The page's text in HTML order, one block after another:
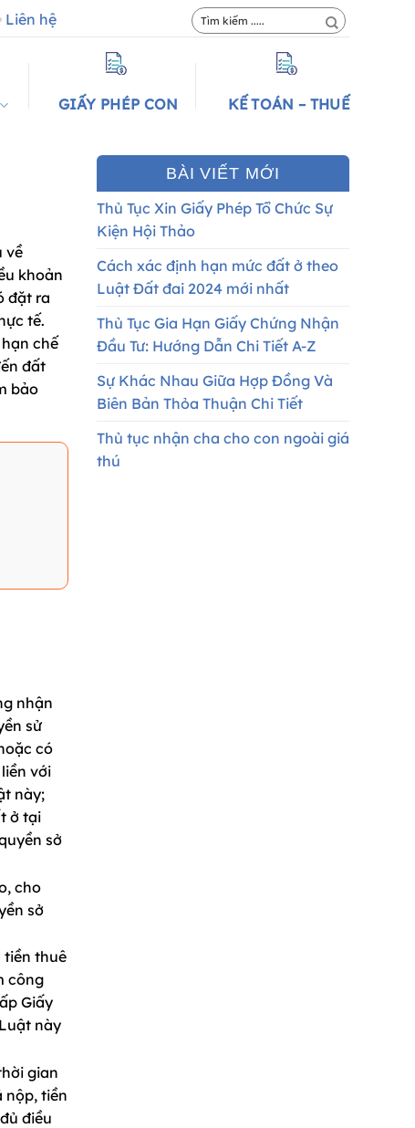
Liên hệ
GIẤY PHÉP CON KẾ TOÁN – THUẾ
về
khoản
đặt ra
tế.
chế
đất
bảo
nhận
sử
có
với
này;
ở tại
sở
cho
sở
tiền thuê
công
Giấy
này
gian
nộp, tiền
điều
BÀI VIẾT MỚI
Thủ Tục Xin Giấy Phép Tổ Chức Sự
Kiện Hội Thảo
Cách xác định hạn mức đất ở theo
Luật Đất đai 2024 mới nhất
Thủ Tục Gia Hạn Giấy Chứng Nhận
Đầu Tư: Hướng Dẫn Chi Tiết A-Z
Sự Khác Nhau Giữa Hợp Đồng Và
Biên Bản Thỏa Thuận Chi Tiết
Thủ tục nhận cha cho con ngoài giá
thú